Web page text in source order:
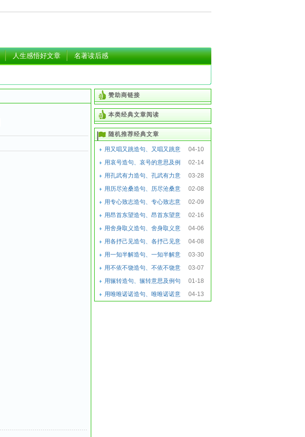
人生感悟好文章 名著读后感
赞助商链接
本类经典文章阅读
随机推荐经典文章
04-10
用又唱又跳造句、又唱又跳意
思及例句
02-14
用哀号造句、哀号的意思及例
句
03-28
用孔武有力造句、孔武有力意
思及例句
02-08
用历尽沧桑造句、历尽沧桑意
思及例句
02-09
用专心致志造句、专心致志意
思及例句
02-16
用昂首东望造句、昂首东望意
思及例句
04-06
用舍身取义造句、舍身取义意
思及例句
04-08
用各抒己见造句、各抒己见意
思及例句
03-30
用一知半解造句、一知半解意
思及例句
03-07
用不依不饶造句、不依不饶意
思及例句
01-18
用辗转造句、辗转意思及例句
04-13
用唯唯诺诺造句、唯唯诺诺意